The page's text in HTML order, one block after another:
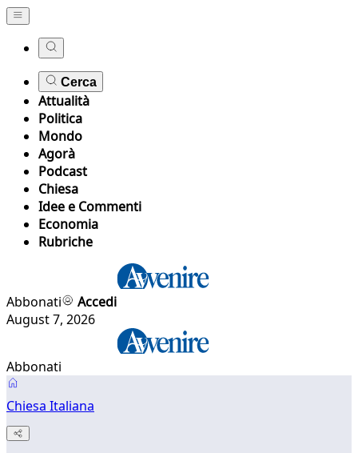
Cerca
Attualità
Politica
Mondo
Agorà
Podcast
Chiesa
Idee e Commenti
Economia
Rubriche
Abbonati
Accedi
August 7, 2026
Abbonati
Chiesa Italiana